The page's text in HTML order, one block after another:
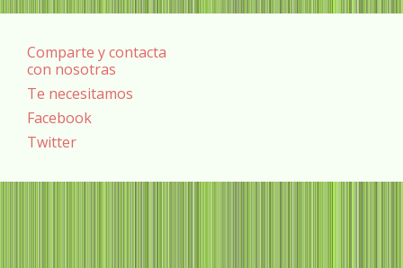
Comparte y contacta
con nosotras
Te necesitamos
Facebook
Twitter